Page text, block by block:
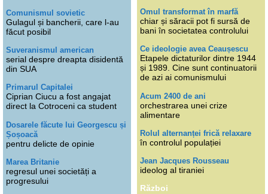
Comunismul sovietic
Gulagul și bancherii, care l-au
făcut posibil
Suveranismul american
serial despre dreapta disidentă
din SUA
Primarul Capitalei
Ciprian Ciucu a fost angajat
direct la Cotroceni ca student
Dosarele făcute lui Georgescu și
Șoșoacă
pentru delicte de opinie
Marea Britanie
regresul unei societăți a
progresului
Omul transformat în marfă
chiar și săracii pot fi sursă de
bani în societatea controlului
Ce ideologie avea Ceaușescu
Etapele dictaturilor dintre 1944
și 1989. Cine sunt continuatorii
de azi ai comunismului
Acum 2400 de ani
orchestrarea unei crize
alimentare
Rolul alternanței frică relaxare
în controlul populației
Jean Jacques Rousseau
ideolog al tiraniei
Război